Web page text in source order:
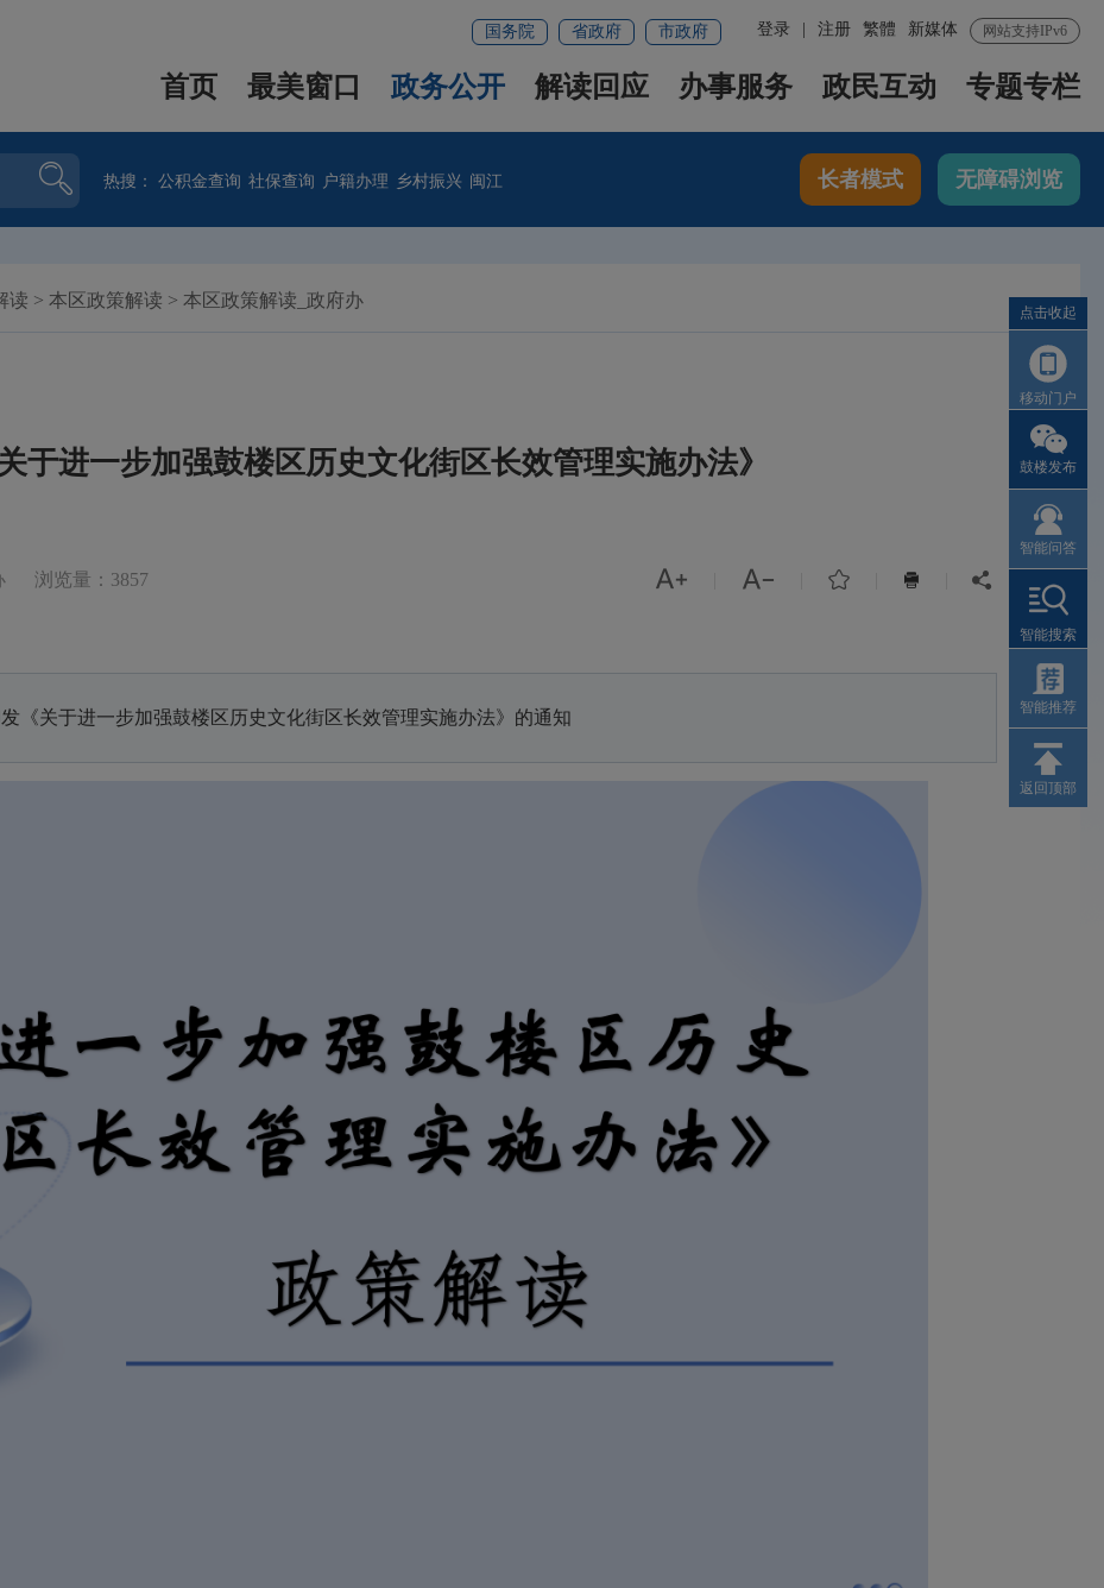
网站支持IPv6
新媒体
繁體
登录 注册
国务院 省政府 市政府
首页 最美窗口 政务公开 解读回应 办事服务 政民互动 专题专栏
热搜：公积金查询 社保查询 户籍办理 乡村振兴 闽江 长者模式 无障碍浏览
读 > 本区政策解读 > 本区政策解读_政府办
于进一步加强鼓楼区历史文化街区长效管理实施办法》
浏览量：3857     
《关于进一步加强鼓楼区历史文化街区长效管理实施办法》的通知
点击收起
移动门户
鼓楼发布
智能问答
智能搜索
智能推荐
返回顶部